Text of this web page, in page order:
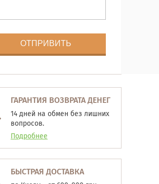
ГАРАНТИЯ ВОЗВРАТА ДЕНЕГ
14 дней на обмен без лишних
вопросов.
Подробнее
БЫСТРАЯ ДОСТАВКА